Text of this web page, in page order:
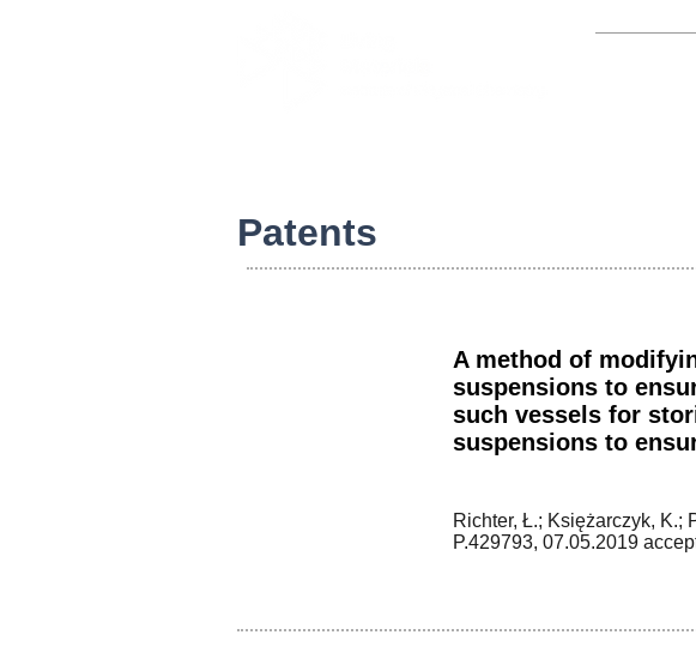
Patents
A method of
suspensions to
such vessels for
suspensions to
Richter, Ł.; Księżarczyk, K.;
P.429793, 07.05.2019